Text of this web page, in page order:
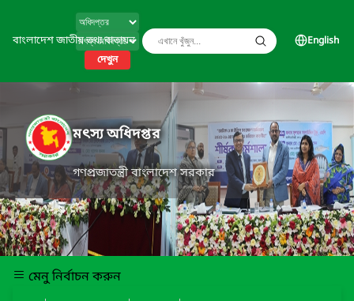
বাংলাদেশ জাতীয় তথ্য বাতায়ন
দেখুন
English
মৎস্য অধিদপ্তর
গণপ্রজাতন্ত্রী বাংলাদেশ সরকার
মেনু নির্বাচন করুন